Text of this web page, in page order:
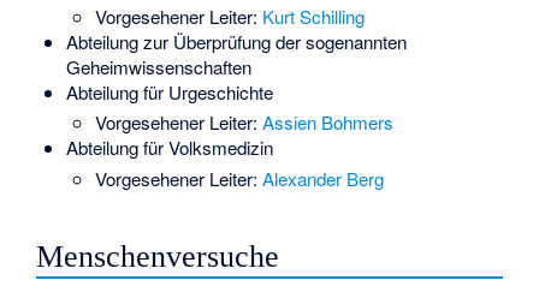
Vorgesehener Leiter: Kurt Schilling
Abteilung zur Überprüfung der sogenannten
Geheimwissenschaften
Abteilung für Urgeschichte
Vorgesehener Leiter:Assien Bohmers
Abteilung für Volksmedizin
Vorgesehener Leiter:Alexander Berg
Menschenversuche